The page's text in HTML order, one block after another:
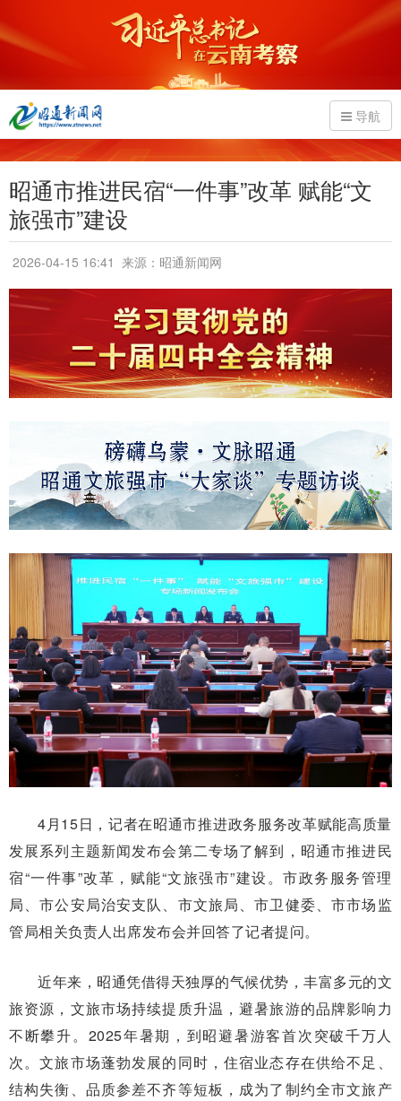
导航
昭通市推进民宿“一件事”改革 赋能“文
旅强市”建设
2026-04-15 16:41 来源：昭通新闻网
4月15日，记者在昭通市推进政务服务改革赋能高质量
发展系列主题新闻发布会第二专场了解到，昭通市推进民
宿“一件事”改革，赋能“文旅强市”建设。市政务服务管理
局、市公安局治安支队、市文旅局、市卫健委、市市场监
管局相关负责人出席发布会并回答了记者提问。
近年来，昭通凭借得天独厚的气候优势，丰富多元的文
旅资源，文旅市场持续提质升温，避暑旅游的品牌影响力
不断攀升。2025年暑期，到昭避暑游客首次突破千万人
次。文旅市场蓬勃发展的同时，住宿业态存在供给不足、
结构失衡、品质参差不齐等短板，成为了制约全市文旅产